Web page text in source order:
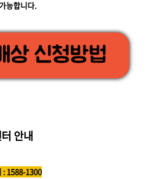
능합니다.
안내
: 1588-1300